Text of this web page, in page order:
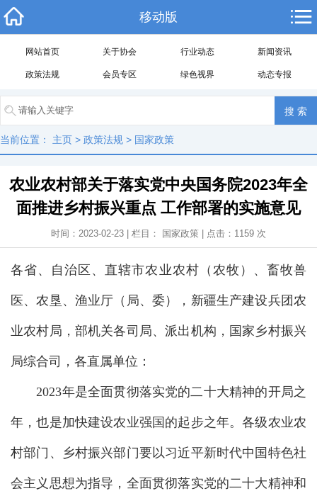
移动版
网站首页 关于协会 行业动态 新闻资讯
政策法规 会员专区 绿色视界 动态专报
当前位置： 主页 > 政策法规 > 国家政策
农业农村部关于落实党中央国务院2023年全
面推进乡村振兴重点 工作部署的实施意见
时间：2023-02-23 | 栏目： 国家政策 | 点击： 1159 次
各省、自治区、直辖市农业农村（农牧）、畜牧兽
医、农垦、渔业厅（局、委），新疆生产建设兵团农
业农村局，部机关各司局、派出机构，国家乡村振兴
局综合司，各直属单位：
2023年是全面贯彻落实党的二十大精神的开局之
年，也是加快建设农业强国的起步之年。各级农业农
村部门、乡村振兴部门要以习近平新时代中国特色社
会主义思想为指导，全面贯彻落实党的二十大精神和